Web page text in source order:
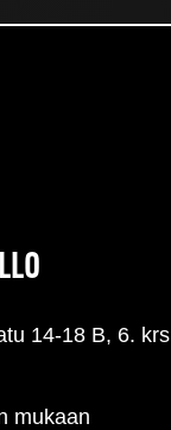
14-18 B, 6. krs
mukaan